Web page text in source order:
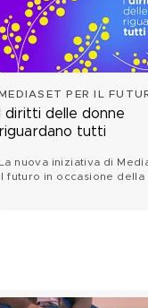
PER IL
I diritti delle donne
riguardano tutti
La nuova iniziativa di
il futuro in occasione della